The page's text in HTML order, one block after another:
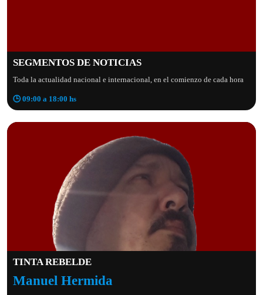
SEGMENTOS DE NOTICIAS
Toda la actualidad nacional e internacional, en el comienzo de cada hora
🕒 09:00 a 18:00 hs
TINTA REBELDE
Manuel Hermida